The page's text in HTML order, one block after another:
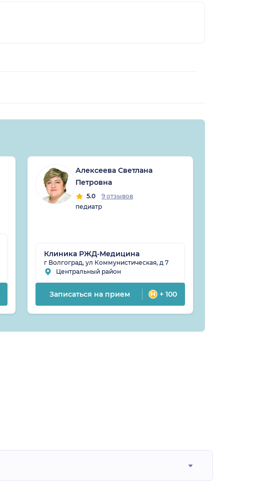
Алексеева Светлана
Петровна
5.0
9 отзывов
педиатр
Клиника РЖД-Медицина
г Волгоград, ул Коммунистическая, д 7
Центральный район
Записаться на прием + 100